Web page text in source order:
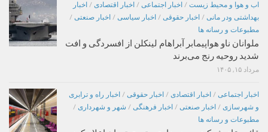
اب و هوا و محیط زیست / اخبار اجتماعی / اخبار اقتصادی / اخبار
بهداشتی ودر مانی / اخبار حقوقی / اخبار سیاسی / اخبار صنعتی /
مطبوعات و رسانه ها
ملوانان ناو هواپیمابر آبراهام لینکلن از افسردگی و افت
شدید روحیه رنج می‌برند
مرداد ۱۵, ۱۴۰۵
اخبار اجتماعی / اخبار اقتصادی / اخبار حقوقی / اخبار راه و ترابری
و شهرسازی / اخبار صنعتی / اخبار فرهنگی / شهر و شهرداری /
مطبوعات و رسانه ها